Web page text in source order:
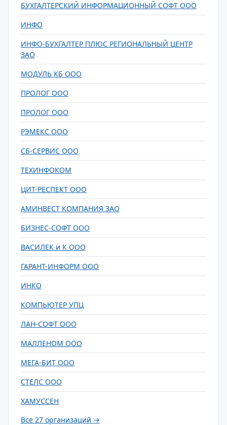
БУХГАЛТЕРСКИЙ ИНФОРМАЦИОННЫЙ СОФТ ООО
ИНФО
ИНФО-БУХГАЛТЕР ПЛЮС РЕГИОНАЛЬНЫЙ ЦЕНТР
ЗАО
МОДУЛЬ КБ ООО
ПРОЛОГ ООО
ПРОЛОГ ООО
РЭМЕКС ООО
СБ-СЕРВИС ООО
ТЕХИНФОКОМ
ЦИТ-РЕСПЕКТ ООО
АМИНВЕСТ КОМПАНИЯ ЗАО
БИЗНЕС-СОФТ ООО
ВАСИЛЕК и К ООО
ГАРАНТ-ИНФОРМ ООО
ИНКО
КОМПЬЮТЕР УПЦ
ЛАН-СОФТ ООО
МАЛЛЕНОМ ООО
МЕГА-БИТ ООО
СТЕЛС ООО
ХАМУССЕН
Все 27 организаций →